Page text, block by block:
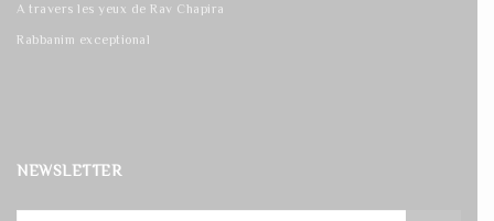
A travers les yeux de Rav Chapira
Rabbanim exceptional
NEWSLETTER